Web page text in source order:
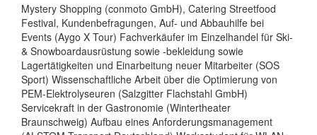
Mystery Shopping (conmoto GmbH), Catering Streetfood
Festival, Kundenbefragungen, Auf- und Abbauhilfe bei
Events (Aygo X Tour) Fachverkäufer im Einzelhandel für Ski-
& Snowboardausrüstung sowie -bekleidung sowie
Lagertätigkeiten und Einarbeitung neuer Mitarbeiter (SOS
Sport) Wissenschaftliche Arbeit über die Optimierung von
PEM-Elektrolyseuren (Salzgitter Flachstahl GmbH)
Servicekraft in der Gastronomie (Wintertheater
Braunschweig) Aufbau eines Anforderungsmanagement